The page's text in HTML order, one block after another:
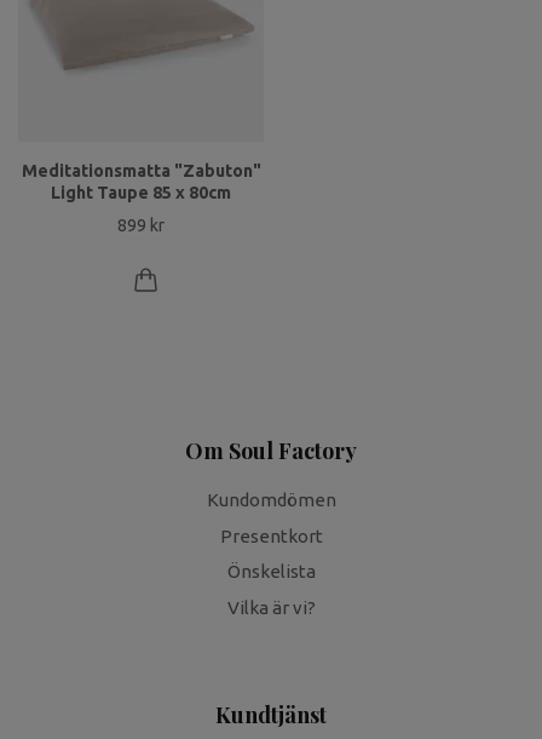
Meditationsmatta "Zabuton"
Light Taupe 85 x 80cm
899 kr
Om Soul Factory
Kundomdömen
Presentkort
Önskelista
Vilka är vi?
Kundtjänst